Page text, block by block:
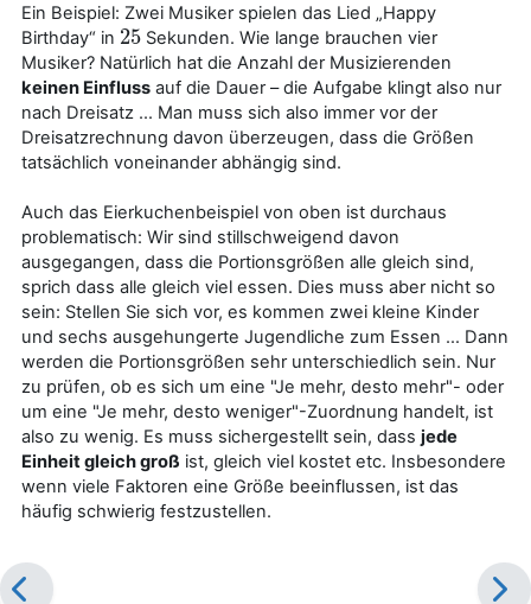
Ein Beispiel: Zwei Musiker spielen das Lied „Happy
Birthday“ in 25
25 Sekunden. Wie lange brauchen vier
Musiker? Natürlich hat die Anzahl der Musizierenden
keinen Einfluss auf die Dauer – die Aufgabe klingt also nur
nach Dreisatz … Man muss sich also immer vor der
Dreisatzrechnung davon überzeugen, dass die Größen
tatsächlich voneinander abhängig sind.
Auch das Eierkuchenbeispiel von oben ist durchaus
problematisch: Wir sind stillschweigend davon
ausgegangen, dass die Portionsgrößen alle gleich sind,
sprich dass alle gleich viel essen. Dies muss aber nicht so
sein: Stellen Sie sich vor, es kommen zwei kleine Kinder
und sechs ausgehungerte Jugendliche zum Essen … Dann
werden die Portionsgrößen sehr unterschiedlich sein. Nur
zu prüfen, ob es sich um eine "Je mehr, desto mehr"- oder
um eine "Je mehr, desto weniger"-Zuordnung handelt, ist
also zu wenig. Es muss sichergestellt sein, dass jede
Einheit gleich groß ist, gleich viel kostet etc. Insbesondere
wenn viele Faktoren eine Größe beeinflussen, ist das
häufig schwierig festzustellen.